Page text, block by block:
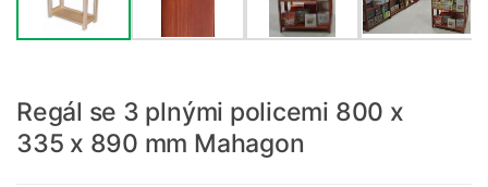
Regál se 3 plnými policemi 800 x
335 x 890 mm Mahagon